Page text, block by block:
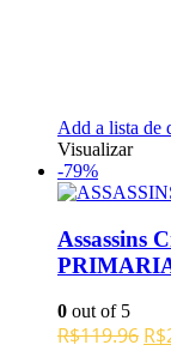
Add a lista de
Visualizar
-79%
Assassins
0 out of 5
R$119.96 O
R$